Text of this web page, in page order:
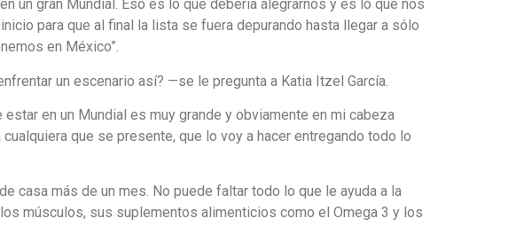
un gran Mundial. Eso es lo que debería alegrarnos y es lo que nos
para que al final la lista se fuera depurando hasta llegar a sólo
en México”.
un escenario así? —se le pregunta a Katia Itzel García.
en un Mundial es muy grande y obviamente en mi cabeza
que se presente, que lo voy a hacer entregando todo lo
casa más de un mes. No puede faltar todo lo que le ayuda a la
músculos, sus suplementos alimenticios como el Omega 3 y los